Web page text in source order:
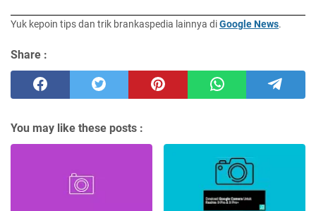
Yuk kepoin tips dan trik brankaspedia lainnya diGoogle News.
Share :
You may like these posts :